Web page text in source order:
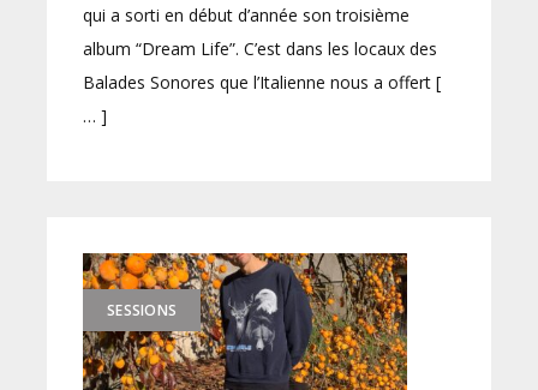
qui a sorti en début d’année son troisième
album “Dream Life”. C’est dans les locaux des
Balades Sonores que l’Italienne nous a offert [
… ]
SESSIONS